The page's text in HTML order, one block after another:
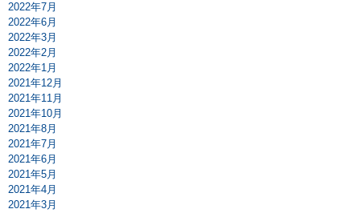
2022年7月
2022年6月
2022年3月
2022年2月
2022年1月
2021年12月
2021年11月
2021年10月
2021年8月
2021年7月
2021年6月
2021年5月
2021年4月
2021年3月